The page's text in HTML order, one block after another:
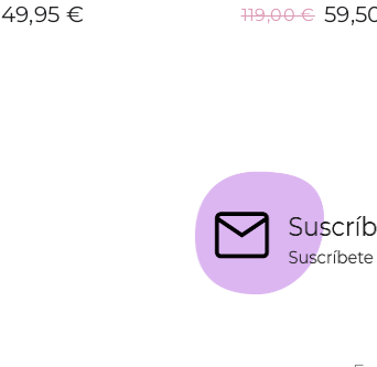
49,95 € 119,00 €